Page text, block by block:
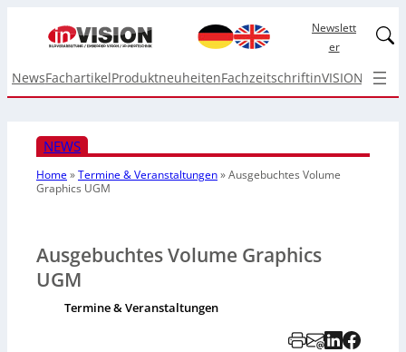
Newslett
er
NewsFachartikelProduktneuheitenFachzeitschriftinVISION Top
NEWS
Home»Termine & Veranstaltungen»Ausgebuchtes Volume
Graphics UGM
Ausgebuchtes Volume Graphics
UGM
Termine & Veranstaltungen